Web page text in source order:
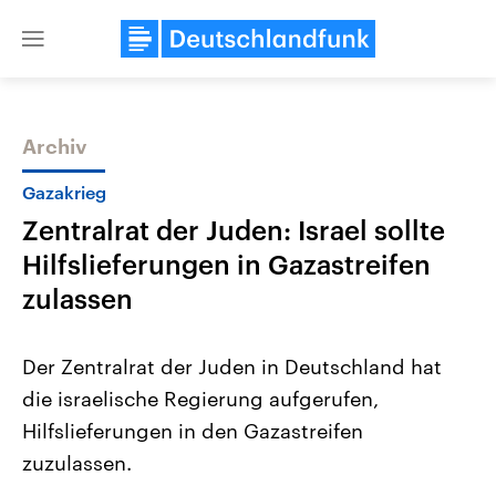
Close
Themen
2026
Alle Informationen
Sachsen-Anhalt wählt am 6.
September 2026 einen neuen
Landtag. Seit 2021 wird das
Aktuelle Beiträge,
Hintergründe
Wirtschaftlich und
Archiv
Gazakrieg
Zentralrat der Juden: Israel sollte
Hilfslieferungen in Gazastreifen
zulassen
Der Zentralrat der Juden in Deutschland hat
die israelische Regierung aufgerufen,
Hilfslieferungen in den Gazastreifen
zuzulassen.